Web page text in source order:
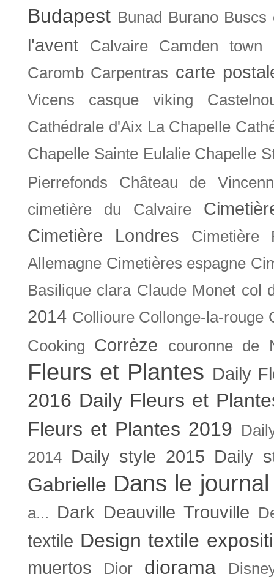
Budapest Bunad Burano Buscs
l'avent Calvaire Camden town
Caromb Carpentras carte
Vicens casque viking
Cathédrale d'Aix La Chapelle
Chapelle Sainte Eulalie Chapelle
Pierrefonds
Château de
cimetière du Calvaire
Cimetière Londres
Cimetière
Allemagne Cimetières espagne
Basilique clara Claude Monet col
2014 Collioure Collonge-la-rouge
Cooking
Corrèze couronne de
Fleurs et Plantes Daily
2016 Daily Fleurs et
Fleurs et Plantes 2019
2014
Daily style 2015 Daily
Gabrielle Dans le journal
a... Dark Deauville Trouville
textile Design textile
muertos Dior diorama